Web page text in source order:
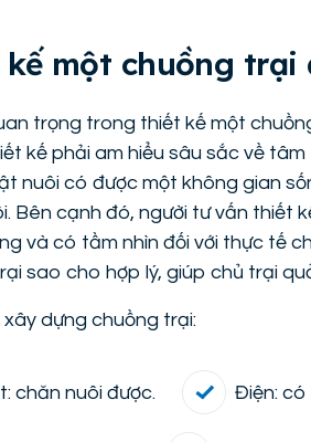
kế một chuồng trại
trọng trong thiết kế một
kế phải am hiểu sâu sắc về
nuôi có được một không gian
Bên cạnh đó, người tư vấn thiết
và có tầm nhìn đối với thực tế
sao cho hợp lý, giúp chủ trại
xây dựng chuồng trại:
chăn nuôi được. Điện: có